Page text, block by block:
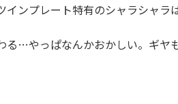
ンプレート特有のシャラシャラ
る…やっぱなんかおかしい。ギヤ